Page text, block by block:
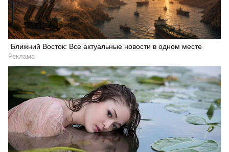
Ближний Восток: Все актуальные новости в одном месте
Реклама